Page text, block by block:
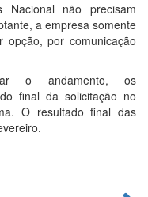
Nacional não precisam
a empresa somente
por comunicação
o andamento, os
final da solicitação no
O resultado final das